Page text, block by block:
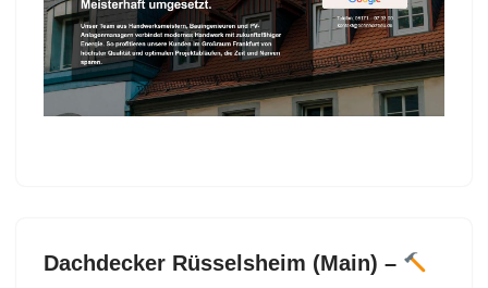
✓Dachfenster, ✓Dacheindeckung, ✓Dachgauben
oder ✓Dachstuhl für 61191 Rosbach (Höhe).
BOHN, Ihr Dachdeckermeister. Wir sind Ihr Partner
auf jedem Schritt ✉.
Dachdecker Rüsselsheim (Main) –